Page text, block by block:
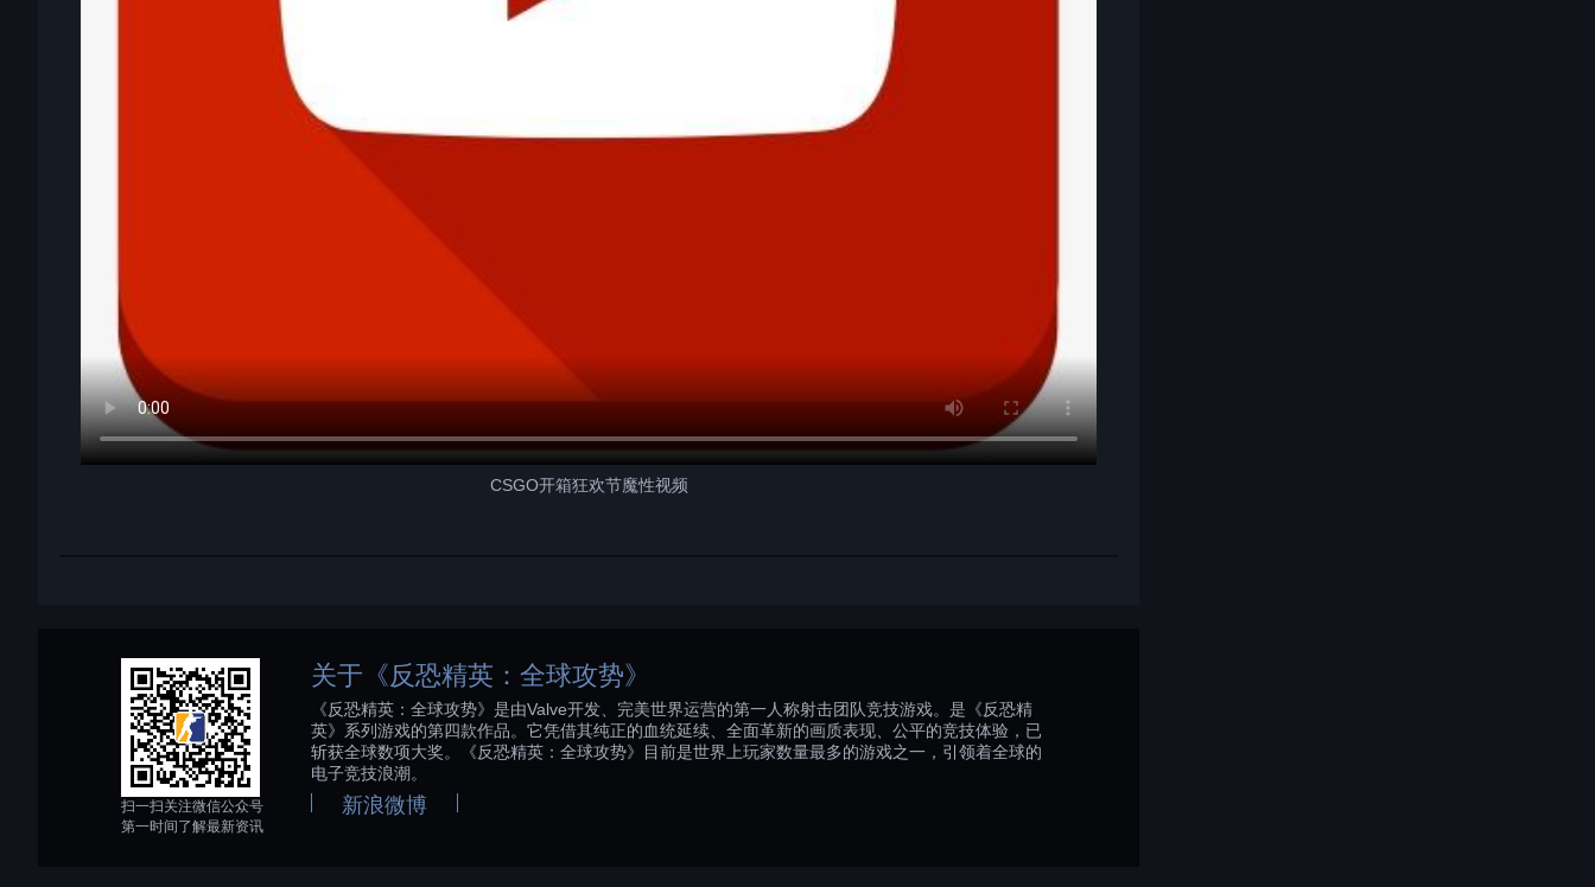
CSGO开箱狂欢节魔性视频
扫一扫关注微信公众号
第一时间了解最新资讯
关于《反恐精英：全球攻势》
《反恐精英：全球攻势》是由Valve开发、完美世界运营的第一人称射击团队竞技游戏。是《反恐精
英》系列游戏的第四款作品。它凭借其纯正的血统延续、全面革新的画质表现、公平的竞技体验，已
斩获全球数项大奖。《反恐精英：全球攻势》目前是世界上玩家数量最多的游戏之一，引领着全球的
电子竞技浪潮。
新浪微博